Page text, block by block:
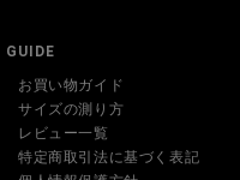
GUIDE
お買い物ガイド
サイズの測り方
レビュー一覧
特定商取引法に基づく表記